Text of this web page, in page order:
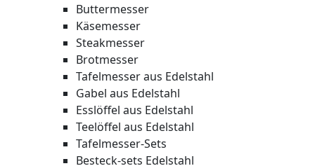
Buttermesser
Käsemesser
Steakmesser
Brotmesser
Tafelmesser aus Edelstahl
Gabel aus Edelstahl
Esslöffel aus Edelstahl
Teelöffel aus Edelstahl
Tafelmesser-Sets
Besteck-sets Edelstahl